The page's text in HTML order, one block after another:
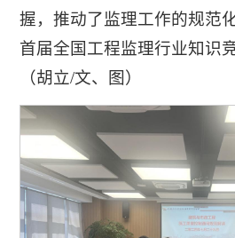
握，推动了监理工作的规范
首届全国工程监理行业知识
（胡立/文、图）